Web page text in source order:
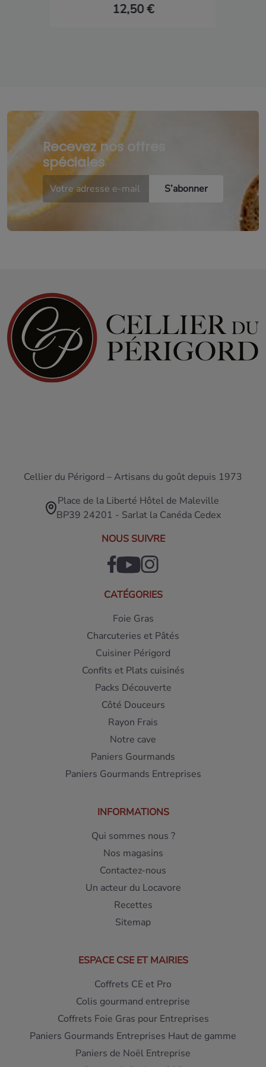
12,50 €
Recevez nos offres
spéciales
Cellier du Périgord – Artisans du goût depuis 1973
Place de la Liberté Hôtel de Maleville
BP39 24201 - Sarlat la Canéda Cedex
NOUS SUIVRE
CATÉGORIES
Foie Gras
Charcuteries et Pâtés
Cuisiner Périgord
Confits et Plats cuisinés
Packs Découverte
Côté Douceurs
Rayon Frais
Notre cave
Paniers Gourmands
Paniers Gourmands Entreprises
INFORMATIONS
Qui sommes nous ?
Nos magasins
Contactez-nous
Un acteur du Locavore
Recettes
Sitemap
ESPACE CSE ET MAIRIES
Coffrets CE et Pro
Colis gourmand entreprise
Coffrets Foie Gras pour Entreprises
Paniers Gourmands Entreprises Haut de gamme
Paniers de Noël Entreprise